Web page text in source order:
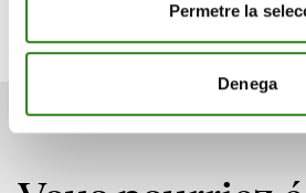
Permetre la
Denega